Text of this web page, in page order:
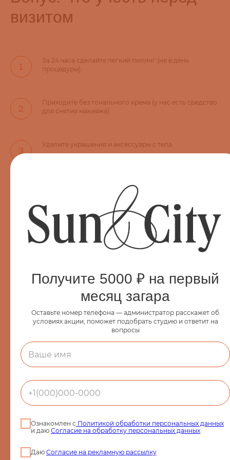
визитом
За 24 часа сделайте лёгкий пилинг (не в день
процедуры)
Приходите без тонального крема (у нас есть средство
для снятия макияжа)
Удалите украшения и аксессуары с тела
Возьмите паспорт или телефон — для быстрой
Не переживайте: администратор подскажет
оптимальный режим и сопроводит весь сеанс.
Читайте также:
Согласие на обработку
персональных данных
Эпиляция
LPG-массаж
Маникюрный зал
Косметология
Эндосфера
Коллагенарий
Получите 5000 ₽ на первый
месяц загара
Оставьте номер телефона — администратор расскажет об
условиях акции, поможет подобрать студию и ответит на
вопросы
Ознакомлен с Политикой обработки персональных данных
и даю Согласие на обработку персональных данных
Даю Согласие на рекламную рассылку